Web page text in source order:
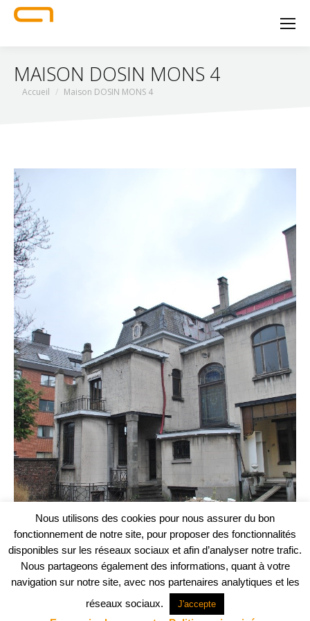
MAISON DOSIN MONS 4
Vous êtes ici :
Accueil Maison DOSIN MONS 4
Projet web -Agence Communication Support
Nous utilisons des cookies pour nous assurer du bon
fonctionnement de notre site, pour proposer des fonctionnalités
disponibles sur les réseaux sociaux et afin d’analyser notre trafic.
Nous partageons également des informations, quant à votre
navigation sur notre site, avec nos partenaires analytiques et les
réseaux sociaux.
J'accepte